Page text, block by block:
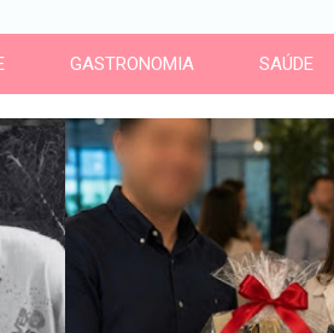
GASTRONOMIA SAÚDE